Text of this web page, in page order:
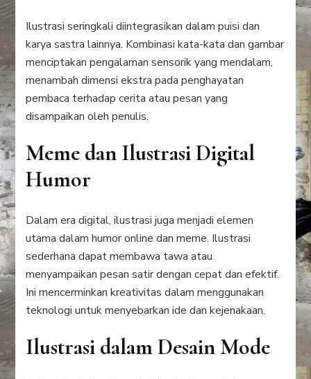
Ilustrasi seringkali diintegrasikan dalam puisi dan
karya sastra lainnya. Kombinasi kata-kata dan gambar
menciptakan pengalaman sensorik yang mendalam,
menambah dimensi ekstra pada penghayatan
pembaca terhadap cerita atau pesan yang
disampaikan oleh penulis.
Meme dan Ilustrasi Digital
Humor
Dalam era digital, ilustrasi juga menjadi elemen
utama dalam humor online dan meme. Ilustrasi
sederhana dapat membawa tawa atau
menyampaikan pesan satir dengan cepat dan efektif.
Ini mencerminkan kreativitas dalam menggunakan
teknologi untuk menyebarkan ide dan kejenakaan.
Ilustrasi dalam Desain Mode